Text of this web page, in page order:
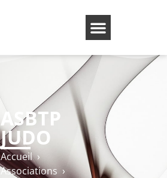
ASBTP
JUDO
Accueil›
Associations›